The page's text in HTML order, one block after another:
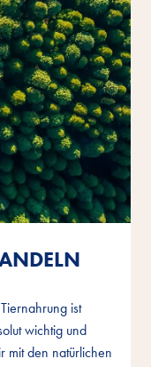
ist
wichtig und
mit den natürlichen
ist
wichtig und
mit den natürlichen
ist
wichtig und
mit den natürlichen